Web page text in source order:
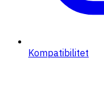
Kompatibilitet